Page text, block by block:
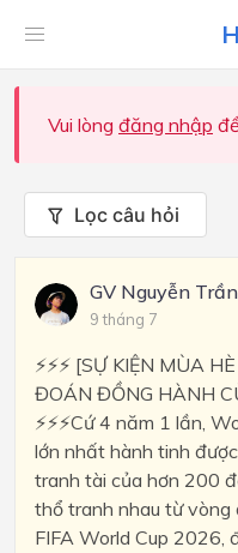
Vui lòng đăng nhập
Lọc câu hỏi
GV Nguyễn
9 tháng 7
⚡⚡⚡ [SỰ KIỆN MÙA
ĐOÁN ĐỒNG HÀNH
⚡⚡⚡Cứ 4 năm 1 lần,
lớn nhất hành tinh
tranh tài của hơn 200
thổ tranh nhau từ vòng
FIFA World Cup 2026,